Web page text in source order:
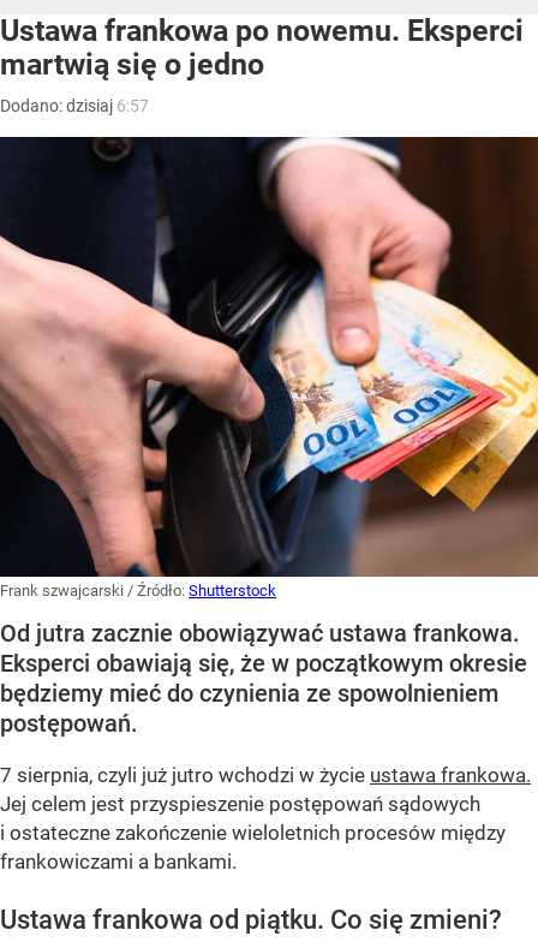
Ustawa frankowa po nowemu. Eksperci
martwią się o jedno
Dodano:dzisiaj 6:57
Frank szwajcarski / Źródło: Shutterstock
Od jutra zacznie obowiązywać ustawa frankowa.
Eksperci obawiają się, że w początkowym okresie
będziemy mieć do czynienia ze spowolnieniem
postępowań.
7 sierpnia, czyli już jutro wchodzi w życie ustawa frankowa.
Jej celem jest przyspieszenie postępowań sądowych
i ostateczne zakończenie wieloletnich procesów między
frankowiczami a bankami.
Ustawa frankowa od piątku. Co się zmieni?